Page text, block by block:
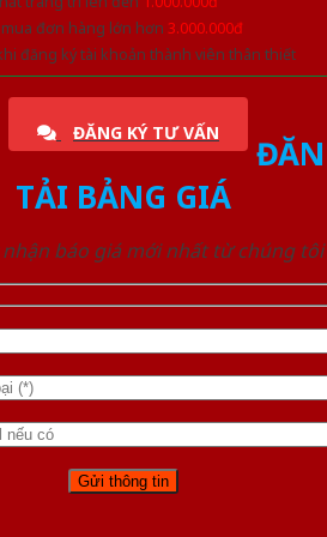
đơn hàng lớn hơn 3.000.000đ
đăng ký tài khoản thành viên thân thiết
ĐĂNG KÝ TƯ VẤN
TẢI BẢNG GIÁ
báo giá mới nhất từ chúng tôi